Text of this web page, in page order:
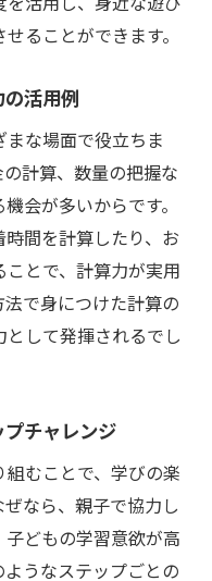
ることができます。
活用例
な場面で役立ちま
計算、数量の把握な
会が多いからです。
間を計算したり、お
とで、計算力が実用
で身につけた計算の
して発揮されるでし
チャレンジ
むことで、学びの楽
なら、親子で協力し
どもの学習意欲が高
うなステップごとの